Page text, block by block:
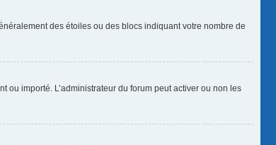
des étoiles ou des blocs indiquant votre nombre de
ou importé. L’administrateur du forum peut activer ou non les